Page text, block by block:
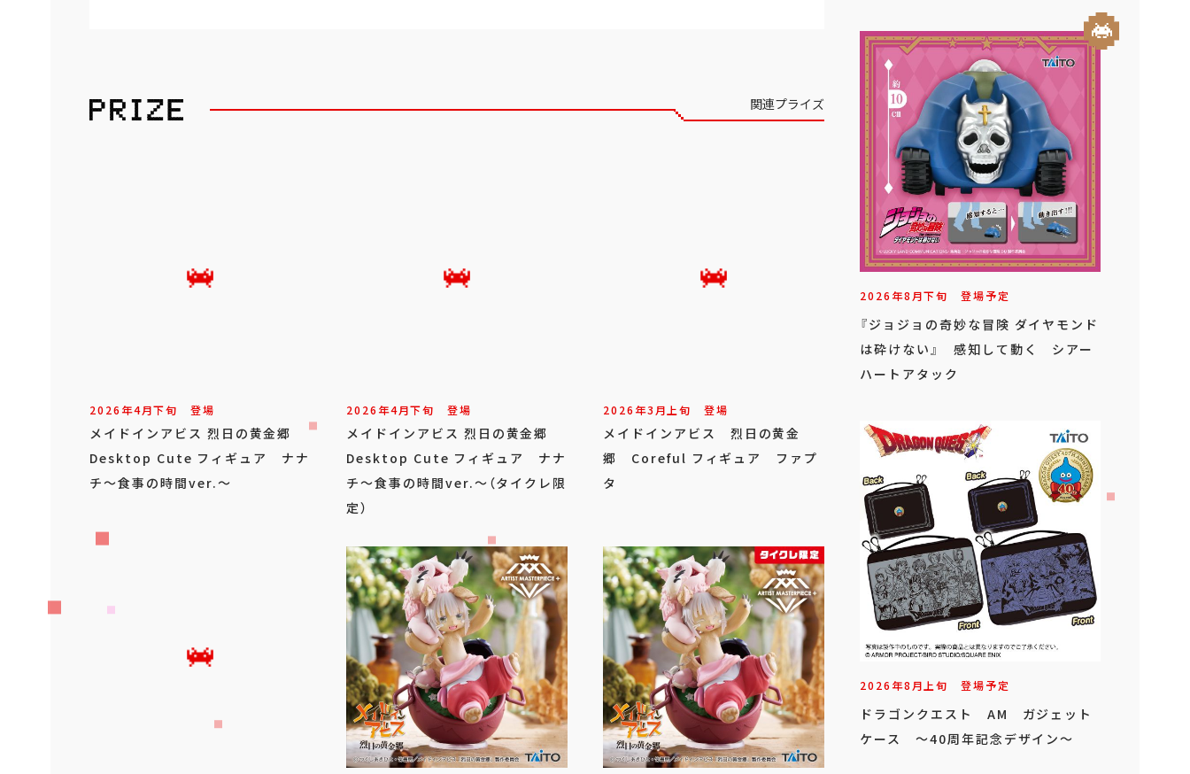
関連プライズ
2026年4月下旬 登場
メイドインアビス 烈日の黄金郷
Desktop Cute フィギュア ナナ
チ～食事の時間ver.～
2026年4月下旬 登場
メイドインアビス 烈日の黄金郷
Desktop Cute フィギュア ナナ
チ～食事の時間ver.～（タイクレ限
定）
2026年3月上旬 登場
メイドインアビス 烈日の黄金
郷 Coreful フィギュア ファプ
タ
2026年8月下旬 登場予定
『ジョジョの奇妙な冒険 ダイヤモンド
は砕けない』 感知して動く シアー
ハートアタック
2026年8月上旬 登場予定
ドラゴンクエスト AM ガジェット
ケース ～40周年記念デザイン～